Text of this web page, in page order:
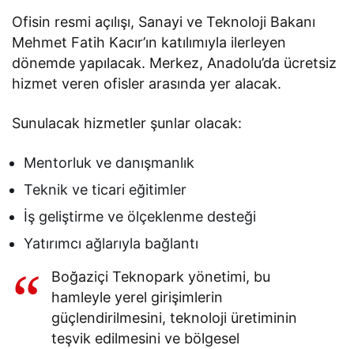
Ofisin resmi açılışı, Sanayi ve Teknoloji Bakanı
Mehmet Fatih Kacır’ın katılımıyla ilerleyen
dönemde yapılacak. Merkez, Anadolu’da ücretsiz
hizmet veren ofisler arasında yer alacak.
Sunulacak hizmetler şunlar olacak:
Mentorluk ve danışmanlık
Teknik ve ticari eğitimler
İş geliştirme ve ölçeklenme desteği
Yatırımcı ağlarıyla bağlantı
Boğaziçi Teknopark yönetimi, bu
hamleyle yerel girişimlerin
güçlendirilmesini, teknoloji üretiminin
teşvik edilmesini ve bölgesel